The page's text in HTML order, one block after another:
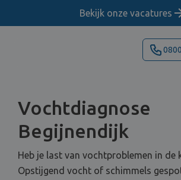
Bekijk onze vacatures
Vochtdiagnose
Begijnendijk
Heb je last van vochtproblemen in de
Opstijgend vocht of schimmels